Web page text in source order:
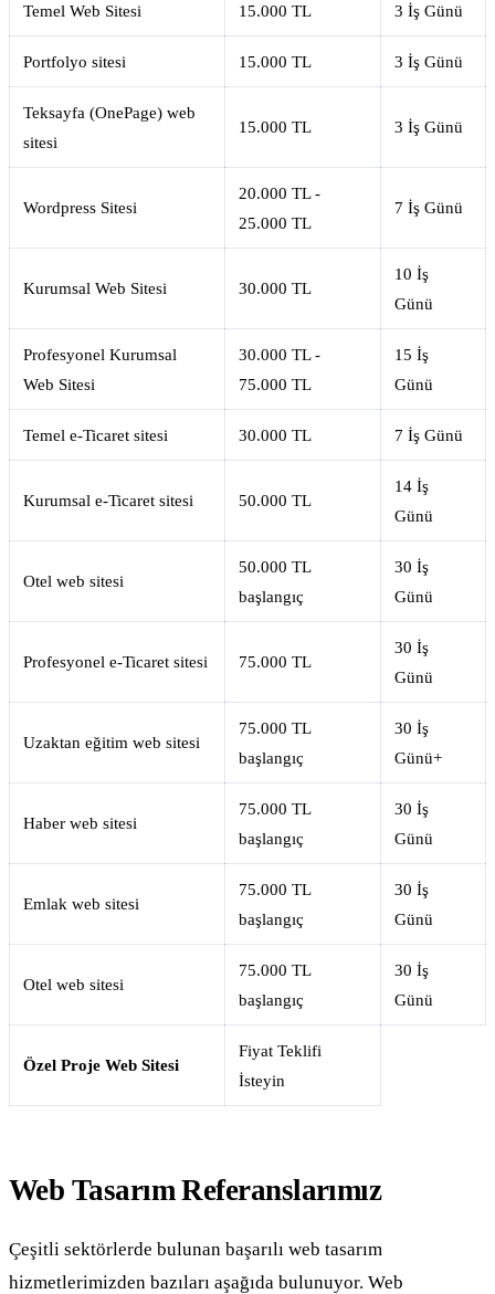
Temel Web Sitesi 15.000 TL 3 İş Günü
Portfolyo sitesi 15.000 TL 3 İş Günü
Teksayfa (OnePage) web
sitesi
15.000 TL 3 İş Günü
Wordpress Sitesi
20.000 TL -
25.000 TL
7 İş Günü
Kurumsal Web Sitesi 30.000 TL
10 İş
Günü
Profesyonel Kurumsal
Web Sitesi
30.000 TL -
75.000 TL
15 İş
Günü
Temel e-Ticaret sitesi 30.000 TL 7 İş Günü
Kurumsal e-Ticaret sitesi 50.000 TL
14 İş
Günü
Otel web sitesi
50.000 TL
başlangıç
30 İş
Günü
Profesyonel e-Ticaret sitesi 75.000 TL
30 İş
Günü
Uzaktan eğitim web sitesi
75.000 TL
başlangıç
30 İş
Günü+
Haber web sitesi
75.000 TL
başlangıç
30 İş
Günü
Emlak web sitesi
75.000 TL
başlangıç
30 İş
Günü
Otel web sitesi
75.000 TL
başlangıç
30 İş
Günü
Özel Proje Web Sitesi
Fiyat Teklifi
İsteyin
Web Tasarım Referanslarımız
Çeşitli sektörlerde bulunan başarılı web tasarım
hizmetlerimizden bazıları aşağıda bulunuyor. Web